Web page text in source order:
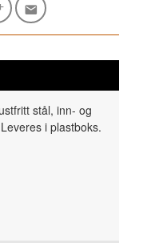
stål, inn- og
i plastboks.